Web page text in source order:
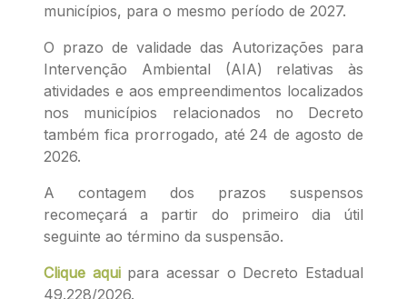
municípios, para o mesmo período de 2027.
O prazo de validade das Autorizações para
Intervenção Ambiental (AIA) relativas às
atividades e aos empreendimentos localizados
nos municípios relacionados no Decreto
também fica prorrogado, até 24 de agosto de
2026.
A contagem dos prazos suspensos
recomeçará a partir do primeiro dia útil
seguinte ao término da suspensão.
Clique aquipara acessar o Decreto Estadual
49.228/2026.